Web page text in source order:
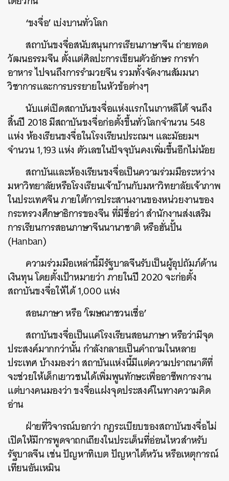
‘ขงจื่อ’เบ่งบานทั่วโลก
สถาบันขงจื่อสนับสนุนการเรียนภาษาจีนถ่ายทอด
วัฒนธรรมจีนตั้งแต่ศิลปะการเขียนตัวอักษรการทำ
อาหารไปจนถึงการรำมวยจีนรวมทั้งจัดงานสัมมนา
วิชาการและการบรรยายในหัวข้อต่างๆ
นับแต่เปิดสถาบันขงจื่อแห่งแรกในเกาหลีใต้จนถึง
สิ้นปี 2018มีสถาบันขงจื่อก่อตั้งขึ้นทั่วโลกจำนวน548
แห่งห้องเรียนขงจื่อในโรงเรียนประถมฯ และมัธยมฯ
จำนวน1,193แห่ง ตัวเลขในปัจจุบันคงเพิ่มขึ้นอีกไม่น้อย
สถาบันและห้องเรียนขงจื่อเป็นความร่วมมือระหว่าง
มหาวิทยาลัยหรือโรงเรียนเจ้าบ้านกับมหาวิทยาลัยเจ้าภาพ
ในประเทศจีนภายใต้การประสานงานของหน่วยงานของ
กระทรวงศึกษาธิการของจีนที่มีชื่อว่าสำนักงานส่งเสริม
การเรียนการสอนภาษาจีนนานาชาติหรือฮั่นปั้น
(Hanban)
ความร่วมมือเหล่านี้มีรัฐบาลจีนรับเป็นผู้อุปถัมภ์ด้าน
เงินทุนโดยตั้งเป้าหมายว่าภายในปี 2020จะก่อตั้ง
สถาบันขงจื่อให้ได้1,000แห่ง
สอนภาษาหรือ‘โฆษณาชวนเชื่อ’
สถาบันขงจื่อเป็นแค่โรงเรียนสอนภาษาหรือว่ามีจุด
ประสงค์มากกว่านั้นกำลังกลายเป็นคำถามในหลาย
ประเทศบ้างมองว่าสถาบันแห่งนี้มีแต่ความปราถนาดีที่
จะช่วยให้เด็กเยาวชนได้เพิ่มพูนทักษะเพื่ออาชีพการงาน
แต่บางคนมองว่าขงจื่อแฝงจุดประสงค์ในทางความคิด
อ่าน
ฝ่ายที่วิจารณ์บอกว่ากฎระเบียบของสถาบันขงจื่อไม่
เปิดให้มีการพูดจาถกเถียงในประเด็นที่อ่อนไหวสำหรับ
รัฐบาลจีนเช่นปัญหาทิเบตปัญหาไต้หวันหรือเหตุการณ์
เทียนอันเหมิน
ค้นหา
SHARE TWEET LINE EMAIL